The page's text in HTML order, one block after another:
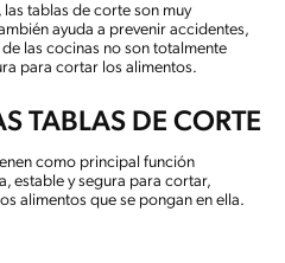
tablas de corte son muy
ayuda a prevenir accidentes,
las cocinas no son totalmente
para cortar los alimentos.
TABLAS DE CORTE
como principal función
estable y segura para cortar,
alimentos que se pongan en ella.